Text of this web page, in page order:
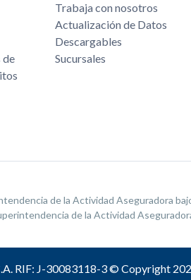
de
Trabaja con nosotros
Actualización de Datos
Descargables
Sucursales
de la Actividad Aseguradora
de la Actividad
RIF: J-30083118-3 © Copyright